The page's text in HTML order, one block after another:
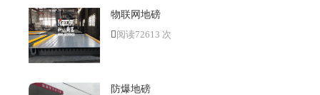
物联网地磅
阅读72613 次
防爆地磅